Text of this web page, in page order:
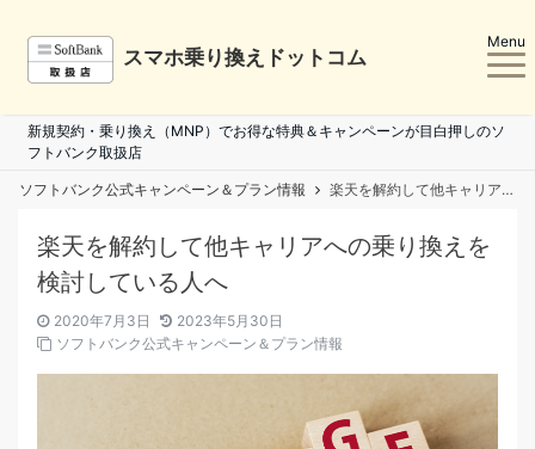
スマホ乗り換えドットコム
Menu
新規契約・乗り換え（MNP）でお得な特典＆キャンペーンが目白押しのソ
フトバンク取扱店
ソフトバンク公式キャンペーン＆プラン情報 楽天を解約して他キャリアへの乗り換えを検討している人へ
楽天を解約して他キャリアへの乗り換えを
検討している人へ
2020年7月3日
2023年5月30日
ソフトバンク公式キャンペーン＆プラン情報